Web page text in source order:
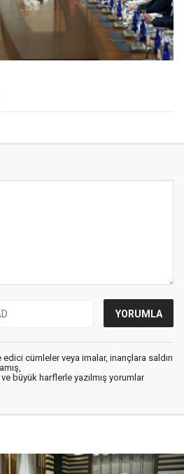
cümleler veya imalar, inançlara saldırı
büyük harflerle yazılmış yorumlar